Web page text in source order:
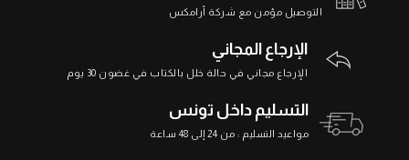
التوصيل مؤمن مع شركة أرامكس
الإرجاع المجاني
الإرجاع مجاني في حالة خلل بالكتاب في غضون 30 يوم
التسليم داخل تونس
مواعيد التسليم : من 24 إلى 48 ساعة